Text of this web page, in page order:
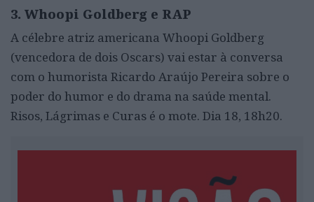
3. Whoopi Goldberg e RAP
A célebre atriz americana Whoopi Goldberg
(vencedora de dois Oscars) vai estar à conversa
com o humorista Ricardo Araújo Pereira sobre o
poder do humor e do drama na saúde mental.
Risos, Lágrimas e Curas é o mote. Dia 18, 18h20.